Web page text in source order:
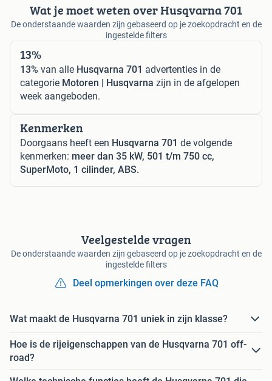
Wat je moet weten over Husqvarna 701
De onderstaande waarden zijn gebaseerd op je zoekopdracht en de
ingestelde filters
13%
13% van alle Husqvarna 701 advertenties in de
categorie Motoren | Husqvarna zijn in de afgelopen
week aangeboden.
Kenmerken
Doorgaans heeft een Husqvarna 701 de volgende
kenmerken: meer dan 35 kW, 501 t/m 750 cc,
SuperMoto, 1 cilinder, ABS.
Veelgestelde vragen
De onderstaande waarden zijn gebaseerd op je zoekopdracht en de
ingestelde filters
Deel opmerkingen over deze FAQ
Wat maakt de Husqvarna 701 uniek in zijn klasse?
Hoe is de rijeigenschappen van de Husqvarna 701 off-
road?